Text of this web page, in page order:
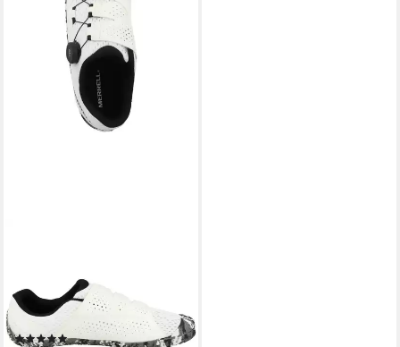
Barfußschuh Minimalschuhe,
Halbschuhe, Schnürschuhe,
Barfuß Sneaker, Sneaker
(1)